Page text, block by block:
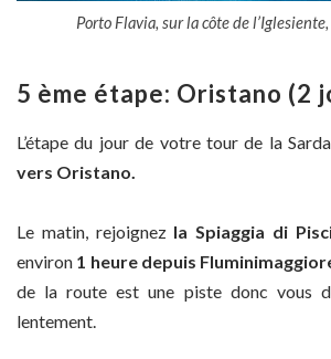
Porto Flavia, sur la côte de
5 ème étape: Oristano (2
L’étape du jour de votre tour de la
vers Oristano.
Le matin, rejoignezla Spiaggia di
environ 1 heure depuis
de la route est une piste donc vous
lentement.